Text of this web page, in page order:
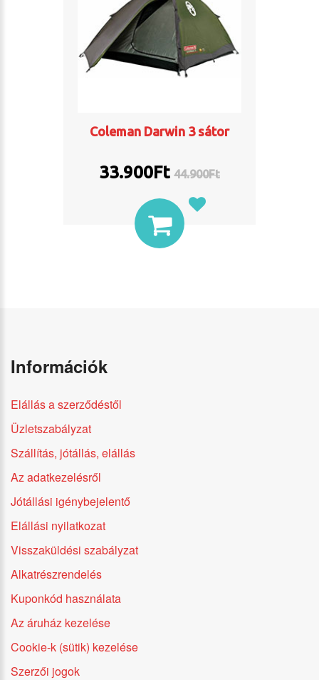
Coleman Darwin 3 sátor
33.900Ft 44.900Ft
Információk
Elállás a szerződéstől
Üzletszabályzat
Szállítás, jótállás, elállás
Az adatkezelésről
Jótállási igénybejelentő
Elállási nyilatkozat
Visszaküldési szabályzat
Alkatrészrendelés
Kuponkód használata
Az áruház kezelése
Cookie-k (sütik) kezelése
Szerzői jogok